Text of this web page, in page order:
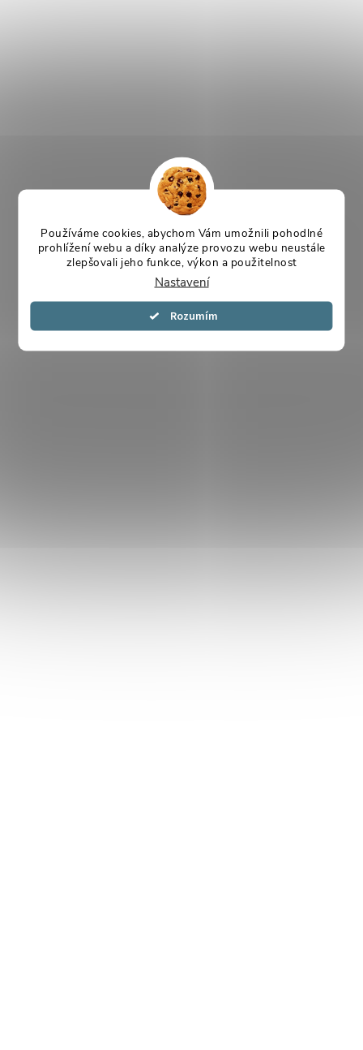
Používáme cookies, abychom Vám umožnili pohodlné
prohlížení webu a díky analýze provozu webu neustále
zlepšovali jeho funkce, výkon a použitelnost
Nastavení
Souhlasím